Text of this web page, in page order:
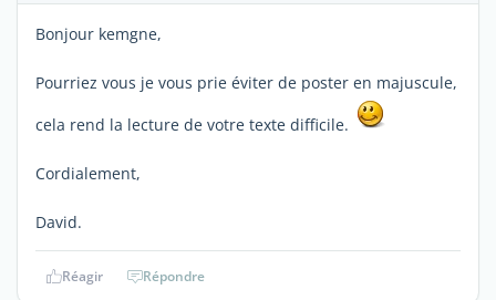
Bonjour kemgne,
Pourriez vous je vous prie éviter de poster en majuscule,
cela rend la lecture de votre texte difficile.
Cordialement,
David.
Réagir Répondre